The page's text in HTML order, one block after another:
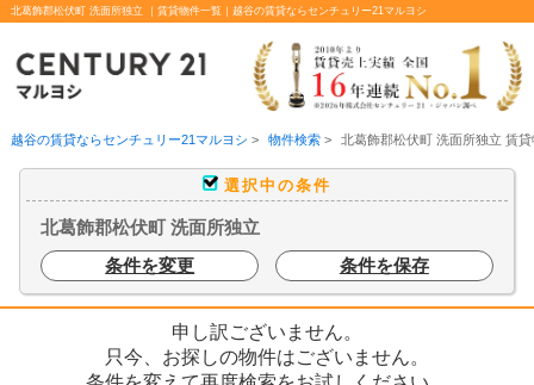
北葛飾郡松伏町 洗面所独立 ｜賃貸物件一覧｜越谷の賃貸ならセンチュリー21マルヨシ
越谷の賃貸ならセンチュリー21マルヨシ > 物件検索> 北葛飾郡松伏町 洗面所独立 賃
選択中の条件
北葛飾郡松伏町 洗面所独立
条件を変更
条件を保存
申し訳ございません。
只今、お探しの物件はございません。